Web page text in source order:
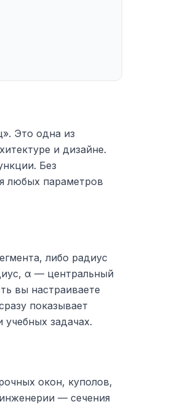
Это одна из
и дизайне.
Без
любых параметров
либо радиус
α — центральный
вы настраиваете
показывает
задачах.
окон, куполов,
— сечения